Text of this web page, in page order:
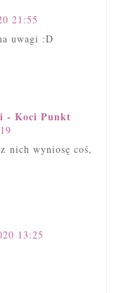
21:55
uwagi :D
- Koci Punkt
nich wyniosę coś,
13:25